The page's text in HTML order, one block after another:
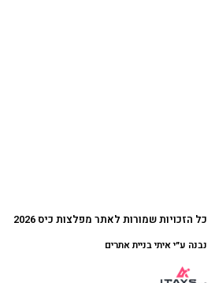
כל הזכויות שמורות לאתר מפלצות כיס 2026
נבנה ע״י איתי בניית אתרים